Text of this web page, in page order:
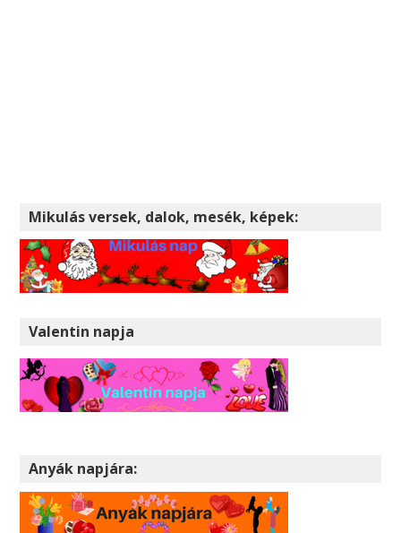
Mikulás versek, dalok, mesék, képek:
Valentin napja
Anyák napjára: